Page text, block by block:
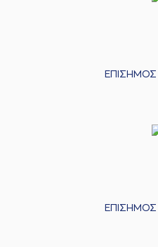
ΕΠΙΣΗΜΟΣ
ΕΠΙΣΗΜΟΣ